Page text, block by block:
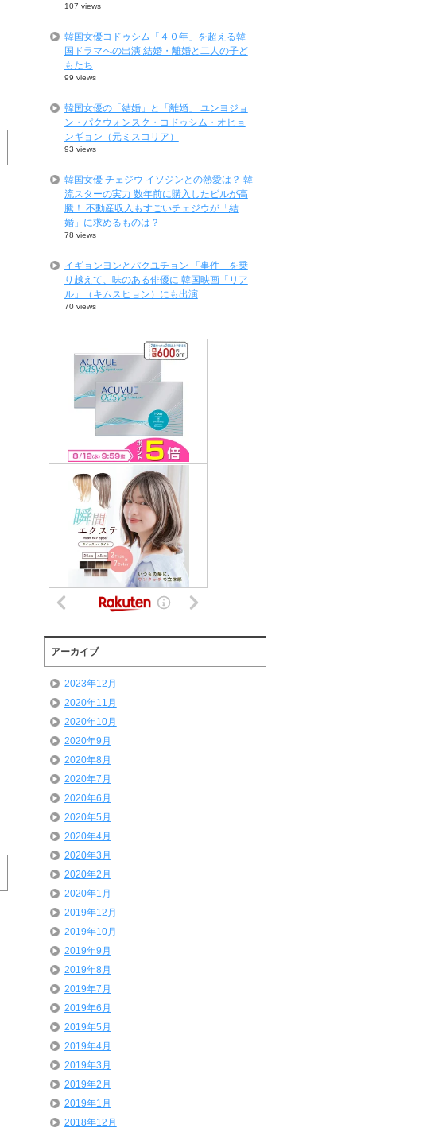
107 views
韓国女優コドゥシム「４０年」を超える韓
国ドラマへの出演 結婚・離婚と二人の子ど
もたち
99 views
韓国女優の「結婚」と「離婚」 ユンヨジョ
ン・パクウォンスク・コドゥシム・オヒョ
ンギョン（元ミスコリア）
93 views
韓国女優 チェジウ イソジンとの熱愛は？ 韓
流スターの実力 数年前に購入したビルが高
騰！ 不動産収入もすごいチェジウが「結
婚」に求めるものは？
78 views
イギョンヨンとパクユチョン 「事件」を乗
り越えて、味のある俳優に 韓国映画「リア
ル」（キムスヒョン）にも出演
70 views
アーカイブ
2023年12月
2020年11月
2020年10月
2020年9月
2020年8月
2020年7月
2020年6月
2020年5月
2020年4月
2020年3月
2020年2月
2020年1月
2019年12月
2019年10月
2019年9月
2019年8月
2019年7月
2019年6月
2019年5月
2019年4月
2019年3月
2019年2月
2019年1月
2018年12月